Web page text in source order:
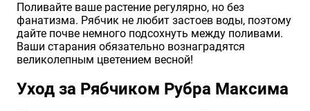
Поливайте ваше растение регулярно, но без
фанатизма. Рябчик не любит застоев воды, поэтому
дайте почве немного подсохнуть между поливами.
Ваши старания обязательно вознаградятся
великолепным цветением весной!
Уход за Рябчиком Рубра Максима